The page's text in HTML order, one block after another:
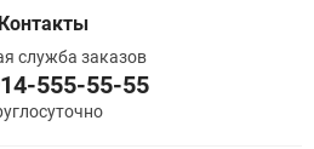
Контакты
служба заказов
555-55-55